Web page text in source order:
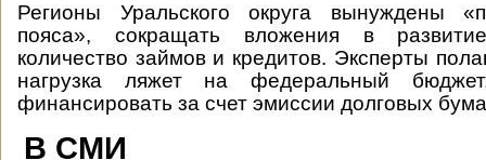
Регионы Уральского округа вынуждены
пояса», сокращать вложения в
количество займов и кредитов. Эксперты
нагрузка ляжет на федеральный
финансировать за счет эмиссии долговых
В СМИ